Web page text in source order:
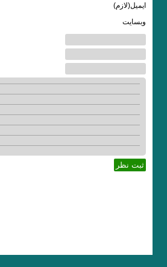
ایمیل(لازم)
وبسایت